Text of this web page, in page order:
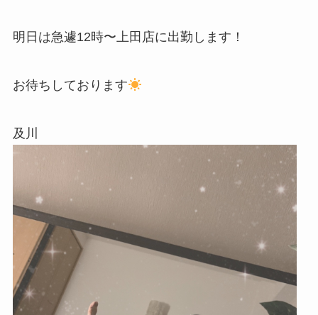
明日は急遽12時〜上田店に出勤します！
お待ちしております
及川